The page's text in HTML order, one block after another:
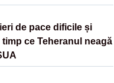
de pace dificile și
ce Teheranul neagă